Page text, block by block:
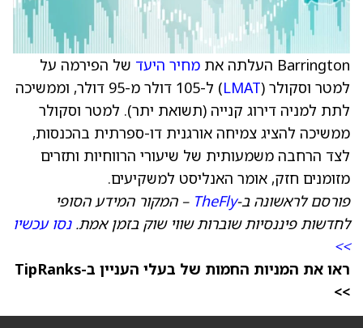
Barrington העלתה את מחיר היעד של הפירמה על
למטר וסקולר (LMAT
) ל-105 דולר מ-95 דולר, וממשיכה
לתת למניה דירוג קנייה (תשואת יתר). למטר וסקולר
ממשיכה להציג צמיחה אורגנית דו-ספרתית בהכנסות,
לצד הרחבה משמעותית של שיעורי הרווחיות ותזרים
מזומנים חזק, אומר האנליסט למשקיעים.
פורסם לראשונה ב-TheFly – המקור המידע הסופי
לחדשות פיננסיות שוברות שווי שוק בזמן אמת.נסו עכשיו
>>
ראו את המניות החמות של בעלי העניין ב-TipRanks
>>